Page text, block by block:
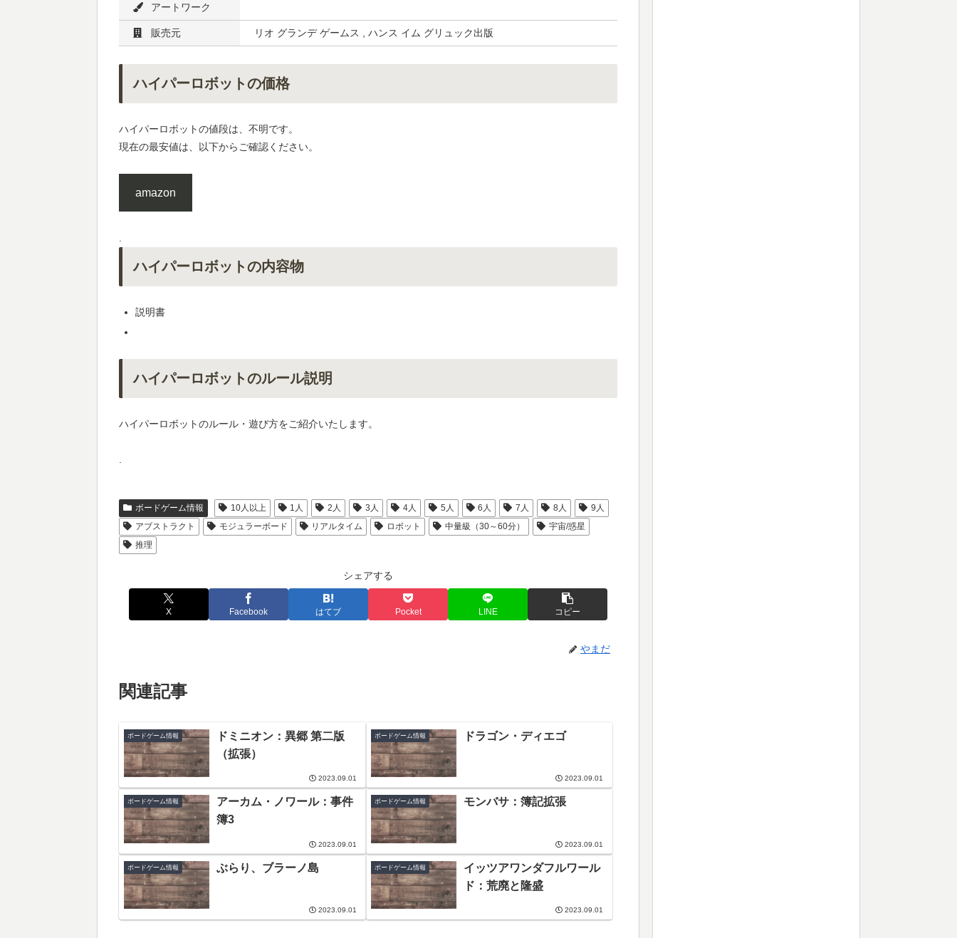
アートワーク
販売元 リオ グランデ ゲームス , ハンス イム グリュック出版
ハイパーロボットの価格
ハイパーロボットの値段は、不明です。
現在の最安値は、以下からご確認ください。
amazon
.
ハイパーロボットの内容物
説明書
ハイパーロボットのルール説明
ハイパーロボットのルール・遊び方をご紹介いたします。
.
ボードゲーム情報 10人以上 1人 2人 3人 4人 5人 6人 7人 8人
9人
アブストラクト
モジュラーボード リアルタイム ロボット 中量級（30～60分）
宇宙/惑星
推理
シェアする
X Facebook はてブ Pocket LINE コピー
やまだ
関連記事
ボードゲーム情報
ドミニオン：異郷 第二版
（拡張）
2023.09.01
ボードゲーム情報 ドラゴン・ディエゴ
2023.09.01
ボードゲーム情報
アーカム・ノワール：事件
簿3
2023.09.01
ボードゲーム情報 モンバサ：簿記拡張
2023.09.01
ボードゲーム情報 ぶらり、ブラーノ島
2023.09.01
ボードゲーム情報
イッツアワンダフルワール
ド：荒廃と隆盛
2023.09.01